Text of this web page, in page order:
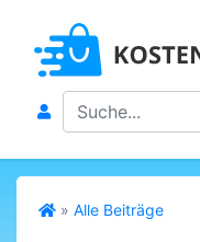
Search
» Alle Beiträge